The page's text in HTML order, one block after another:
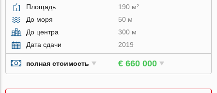
Площадь
190 м²
До моря
50 м
До центра
300 м
Дата сдачи
2019
полная стоимость € 660 000